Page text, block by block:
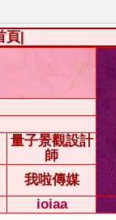
頁|
量子景觀設計
師
我啦傳媒
ioiaa